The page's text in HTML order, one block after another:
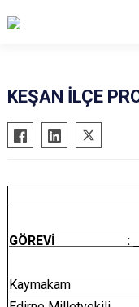
Enez
Havsa
Keşan
Lalapaşa
Meriç
Süloğlu
KEŞAN İLÇE
GÖREVİ :
Kaymakam